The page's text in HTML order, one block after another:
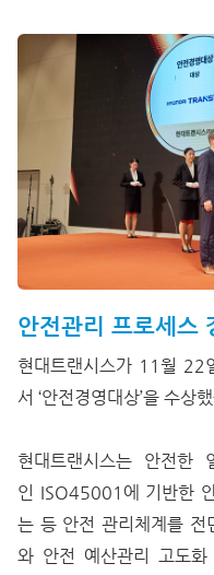
안전관리 프로세스
현대트랜시스가 11월 22
서 ‘안전경영대상’을 수상
현대트랜시스는 안전한
인 ISO45001에 기반한
는 등 안전 관리체계를 전
와 안전 예산관리 고도